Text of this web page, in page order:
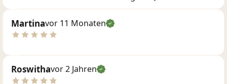
Martinavor 11 Monaten
Roswithavor 2 Jahren